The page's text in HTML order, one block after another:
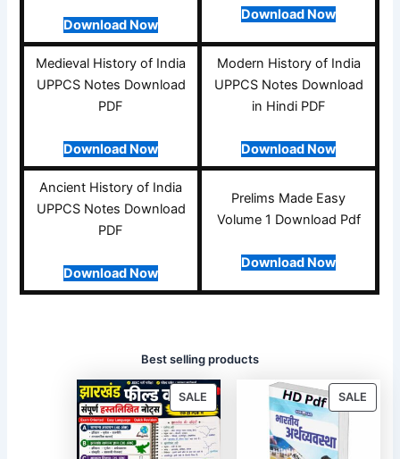
Download Now
Download Now
Medieval History of India
UPPCS Notes Download
PDF
Download Now
Modern History of India
UPPCS Notes Download
in Hindi PDF
Download Now
Ancient History of India
UPPCS Notes Download
PDF
Download Now
Prelims Made Easy
Volume 1 Download Pdf
Download Now
Best selling products
SALE PRODUCT
ON
SALE
SALE